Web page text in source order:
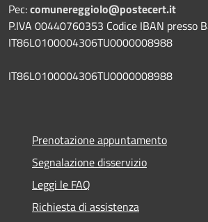
Pec:comunereggiolo@postecert.it
P.IVA 00440760353 Codice IBAN presso
IT86L0100004306TU0000008988
IT86L0100004306TU0000008988
Prenotazione appuntamento
Segnalazione disservizio
Leggi le FAQ
Richiesta di assistenza